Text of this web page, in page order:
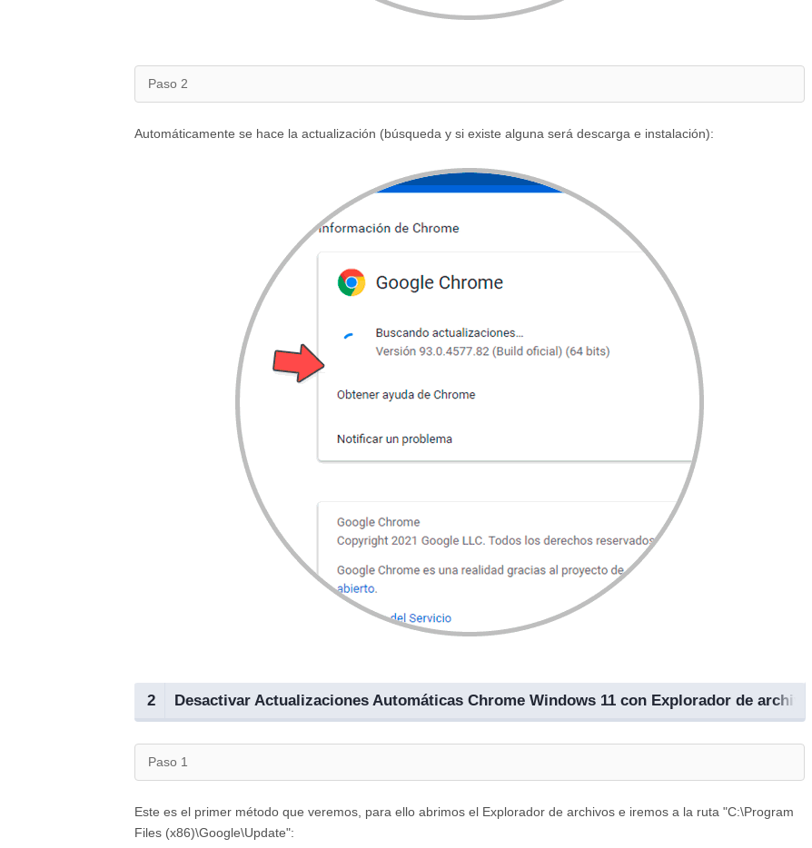
Paso 2
Automáticamente se hace la actualización (búsqueda y si existe alguna será descarga e instalación):
2 Desactivar Actualizaciones Automáticas Chrome Windows 11 con Explorador de archivos
Paso 1
Este es el primer método que veremos, para ello abrimos el Explorador de archivos e iremos a la ruta "C:\Program
Files (x86)\Google\Update":